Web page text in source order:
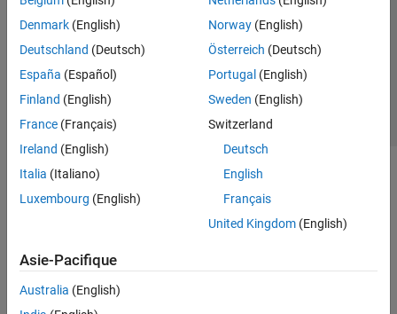
Denmark (English)
Deutschland (Deutsch)
España (Español)
Finland (English)
France (Français)
Ireland (English)
Italia (Italiano)
Luxembourg (English)
Norway(English)
Österreich (Deutsch)
Portugal (English)
Sweden (English)
Switzerland
Deutsch
English
Français
United Kingdom(English)
Asie-Pacifique
Australia (English)
Lutte anti-piratage
Contacts locaux
© 1994-2026 The MathWorks, Inc.